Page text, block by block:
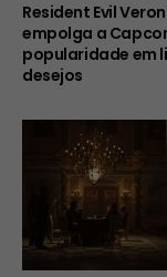
Resident Evil
empolga a
popularidade em
desejos